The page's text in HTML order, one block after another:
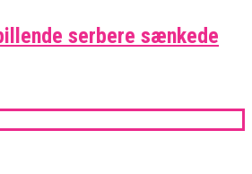
serbere sænkede